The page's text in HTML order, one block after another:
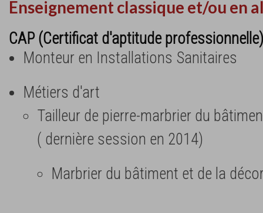
Enseignement classique et/ou en
CAP (Certificat d'aptitude professionnelle)
Monteur en Installations Sanitaires
Métiers d'art
Tailleur de pierre-marbrier du
( dernière session en 2014)
Marbrier du bâtiment et de la